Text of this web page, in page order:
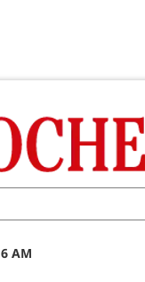
AM